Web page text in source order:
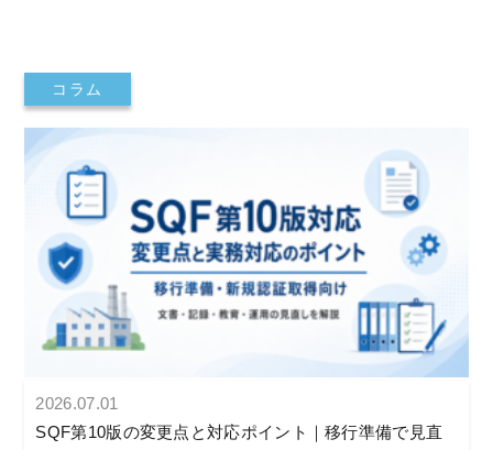
コラム
2026.07.01
SQF第10版の変更点と対応ポイント｜移行準備で見直